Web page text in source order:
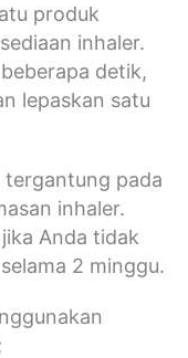
produk
inhaler.
detik,
lepaskan satu
tergantung pada
inhaler.
Anda tidak
2 minggu.